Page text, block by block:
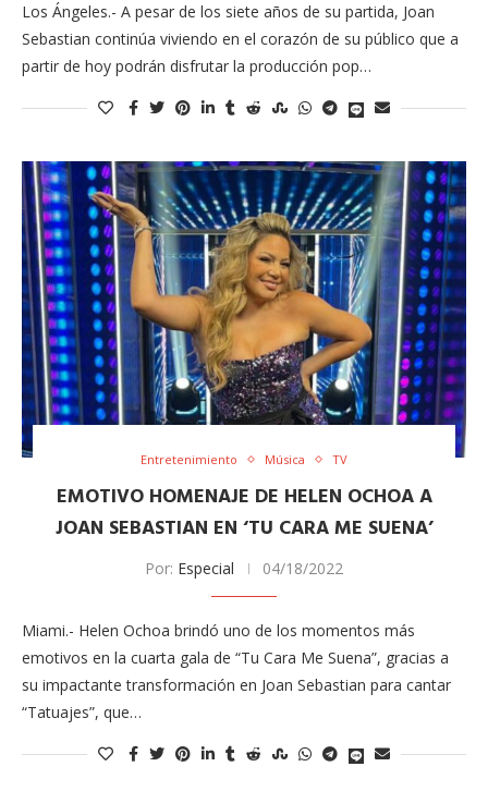
Los Ángeles.- A pesar de los siete años de su partida, Joan
Sebastian continúa viviendo en el corazón de su público que a
partir de hoy podrán disfrutar la producción pop…
Entretenimiento Música TV
EMOTIVO HOMENAJE DE HELEN OCHOA A
JOAN SEBASTIAN EN ‘TU CARA ME SUENA’
Por: Especial 04/18/2022
Miami.- Helen Ochoa brindó uno de los momentos más
emotivos en la cuarta gala de “Tu Cara Me Suena”, gracias a
su impactante transformación en Joan Sebastian para cantar
“Tatuajes”, que…